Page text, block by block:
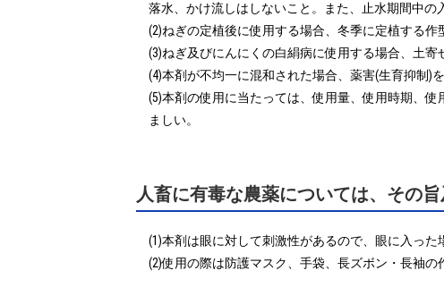
落水、かけ流しはしないこと。また、止水期間中の
(2)ねぎの定植後に使用する場合、冬季に定植する
(3)ねぎ及びにんにくの白絹病に使用する場合、土寄
(4)本剤が不均一に混和された場合、薬害(生育抑制)
(5)本剤の使用に当たっては、使用量、使用時期、
ましい。
人畜に有毒な農薬については、その
(1)本剤は眼に対して刺激性があるので、眼に入っ
(2)使用の際は防護マスク、手袋、長ズボン・長袖